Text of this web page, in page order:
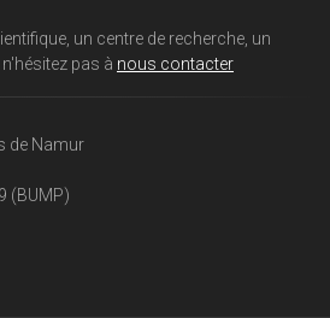
un centre de recherche, un
pas à nous contacter
de Namur
(BUMP)